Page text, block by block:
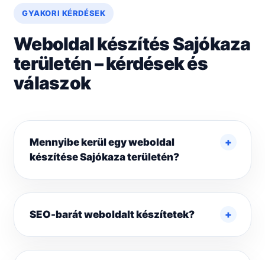
GYAKORI KÉRDÉSEK
Weboldal készítés Sajókaza
területén – kérdések és
válaszok
Mennyibe kerül egy weboldal
készítése Sajókaza területén?
SEO-barát weboldalt készítetek?